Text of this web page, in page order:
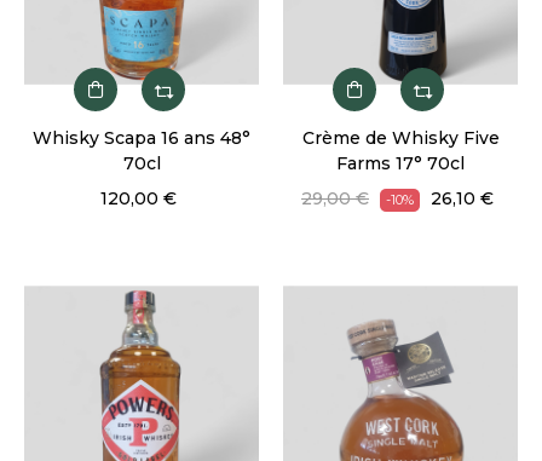
Whisky Scapa 16 ans 48°
70cl
120,00 €
Crème de Whisky Five
Farms 17° 70cl
29,00 €
-10% 26,10 €